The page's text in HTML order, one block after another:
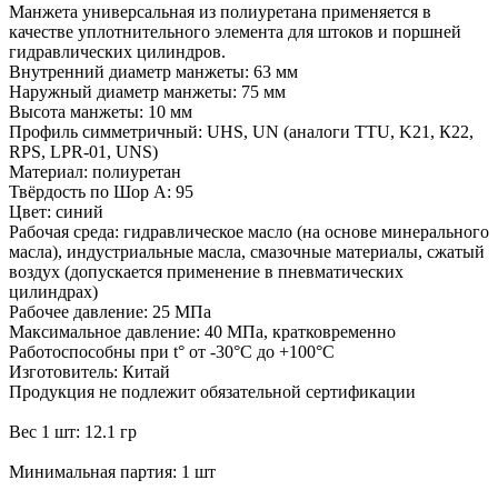
Манжета универсальная из полиуретана применяется в
качестве уплотнительного элемента для штоков и поршней
гидравлических цилиндров.
Внутренний диаметр манжеты: 63 мм
Наружный диаметр манжеты: 75 мм
Высота манжеты: 10 мм
Профиль симметричный: UHS, UN (аналоги TTU, K21, К22,
RPS, LPR-01, UNS)
Материал: полиуретан
Твёрдость по Шор А: 95
Цвет: синий
Рабочая среда: гидравлическое масло (на основе минерального
масла), индустриальные масла, смазочные материалы, сжатый
воздух (допускается применение в пневматических
цилиндрах)
Рабочее давление: 25 МПа
Максимальное давление: 40 МПа, кратковременно
Работоспособны при t° от -30°С до +100°С
Изготовитель: Китай
Продукция не подлежит обязательной сертификации
Вес 1 шт: 12.1 гр
Минимальная партия: 1 шт